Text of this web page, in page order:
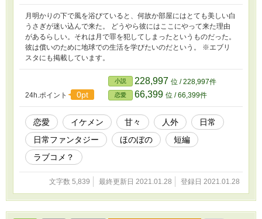
月明かりの下で風を浴びていると、何故か部屋にはとても美しい白
うさぎが迷い込んで来た。 どうやら彼にはここにやって来た理由
があるらしい。それは月で罪を犯してしまったというものだった。
彼は償いのために地球での生活を学びたいのだという。 ※エブリ
スタにも掲載しています。
24h.ポイント 0pt
小説 228,997 位 / 228,997件
恋愛 66,399 位 / 66,399件
恋愛 イケメン 甘々 人外
日常
日常ファンタジー
ほのぼの
短編
ラブコメ？
文字数 5,839 最終更新日 2021.01.28 登録日 2021.01.28